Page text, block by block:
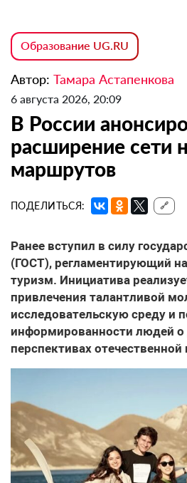
Образование UG.RU
Автор: Тамара Астапенкова
6 августа 2026, 20:09
В России
расширение сети
маршрутов
ПОДЕЛИТЬСЯ: 🔗
Ранее вступил в силу
(ГОСТ), регламентирующий
туризм. Инициатива
привлечения талантливой
исследовательскую среду и
информированности людей
перспективах отечественной